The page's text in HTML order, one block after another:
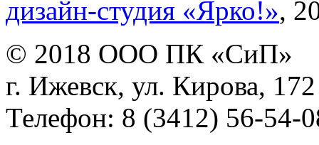
дизайн-студия «Ярко!»,
© 2018 ООО ПК «СиП»
г. Ижевск, ул. Кирова,
Телефон: 8 (3412) 56-54-